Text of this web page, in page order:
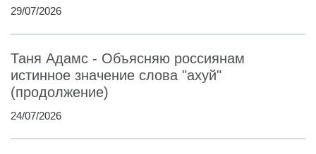
29/07/2026
Таня Адамс - Объясняю россиянам
истинное значение слова "ахуй"
(продолжение)
24/07/2026